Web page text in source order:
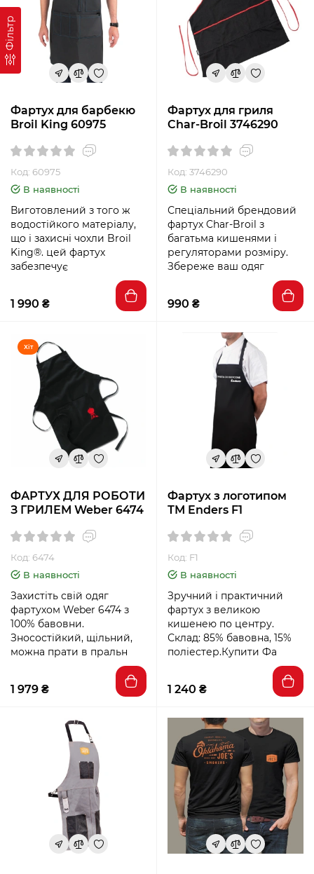
Фільтр
Фартух для барбекю
Broil King 60975
Код: 60975
В наявності
Виготовлений з того ж
водостійкого матеріалу,
що і захисні чохли Broil
King®. цей фартух
забезпечує
1 990 ₴
Фартух для гриля
Char-Broil 3746290
Код: 3746290
В наявності
Спеціальний брендовий
фартух Char-Broil з
багатьма кишенями і
регуляторами розміру.
Збереже ваш одяг
990 ₴
Хіт
ФАРТУХ ДЛЯ РОБОТИ
З ГРИЛЕМ Weber 6474
Код: 6474
В наявності
Захистіть свій одяг
фартухом Weber 6474 з
100% бавовни.
Зносостійкий, щільний,
можна прати в пральн
1 979 ₴
Фартух з логотипом
ТМ Enders F1
Код: F1
В наявності
Зручний і практичний
фартух з великою
кишенею по центру.
Склад: 85% бавовна, 15%
поліестер.Купити Фа
1 240 ₴